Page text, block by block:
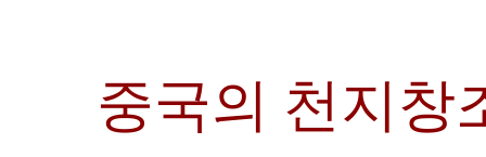
중국의 천지창